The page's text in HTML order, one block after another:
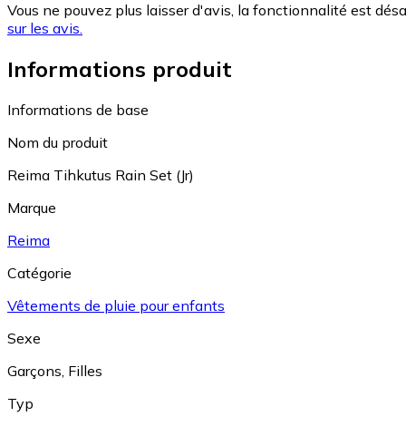
Vous ne pouvez plus laisser d'avis, la fonctionnalité est
sur les avis.
Informations produit
Informations de base
Nom du produit
Reima Tihkutus Rain Set (Jr)
Marque
Reima
Catégorie
Vêtements de pluie pour enfants
Sexe
Garçons, Filles
Typ